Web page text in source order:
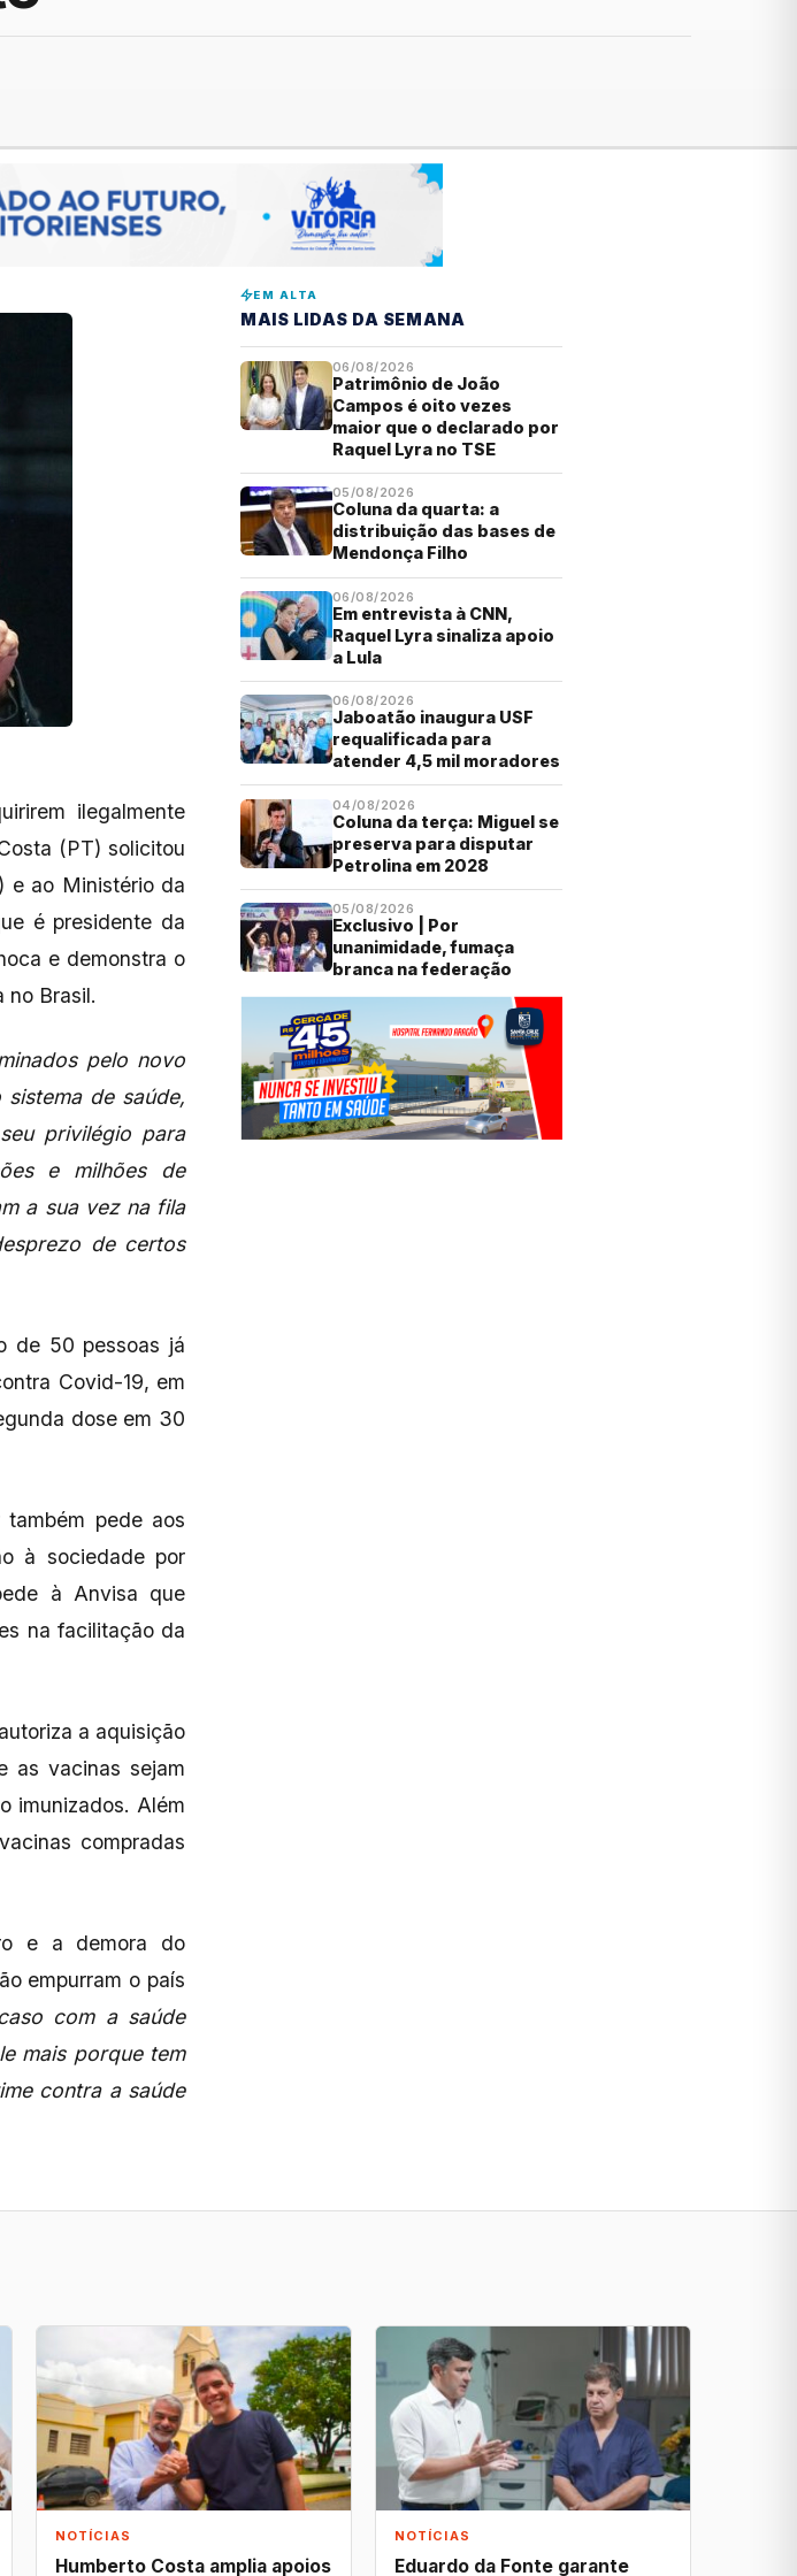
ilegalmente
(PT) solicitou
e ao Ministério da
é presidente da
e demonstra o
no Brasil.
pelo novo
de saúde,
privilégio para
e milhões de
a sua vez na fila
de certos
de 50 pessoas já
Covid-19, em
dose em 30
pede aos
à sociedade por
à Anvisa que
na facilitação da
a aquisição
as vacinas sejam
imunizados. Além
compradas
e a demora do
empurram o país
com a saúde
mais porque tem
contra a saúde
EM ALTA
MAIS LIDAS DA SEMANA
06/08/2026
Patrimônio de João
Campos é oito vezes
maior que o declarado por
Raquel Lyra no TSE
05/08/2026
Coluna da quarta: a
distribuição das bases de
Mendonça Filho
06/08/2026
Em entrevista à CNN,
Raquel Lyra sinaliza apoio
a Lula
06/08/2026
Jaboatão inaugura USF
requalificada para
atender 4,5 mil moradores
04/08/2026
Coluna da terça: Miguel se
preserva para disputar
Petrolina em 2028
05/08/2026
Exclusivo | Por
unanimidade, fumaça
branca na federação
NOTÍCIAS
Humberto Costa amplia apoios
NOTÍCIAS
Eduardo da Fonte garante